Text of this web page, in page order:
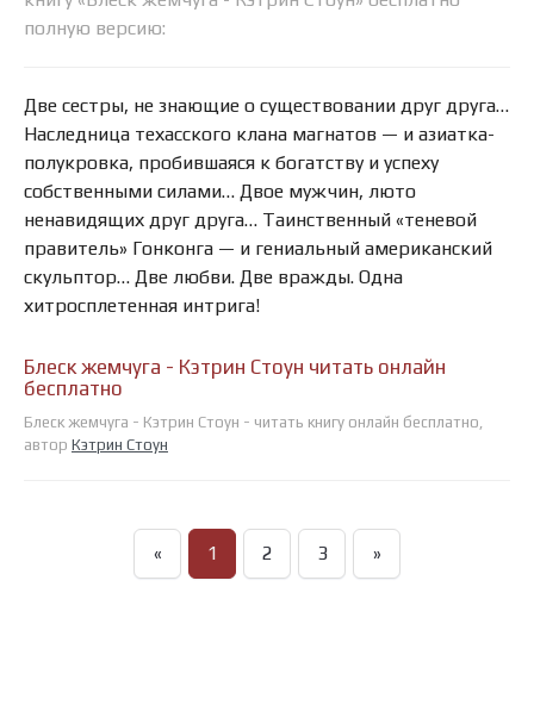
полную версию:
Две сестры, не знающие о существовании друг друга…
Наследница техасского клана магнатов — и азиатка-
полукровка, пробившаяся к богатству и успеху
собственными силами… Двое мужчин, люто
ненавидящих друг друга… Таинственный «теневой
правитель» Гонконга — и гениальный американский
скульптор… Две любви. Две вражды. Одна
хитросплетенная интрига!
Блеск жемчуга - Кэтрин Стоун читать онлайн
бесплатно
Блеск жемчуга - Кэтрин Стоун - читать книгу онлайн бесплатно,
автор Кэтрин Стоун
« 1 2 3 »